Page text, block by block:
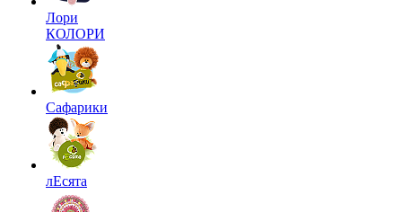
Лори
КОЛОРИ
Сафарики
лЕсята